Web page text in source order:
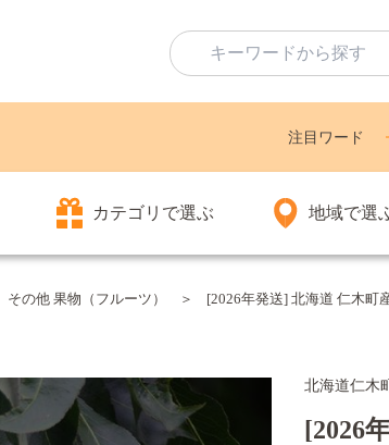
注目ワード
カテゴリで選ぶ 地域で選
その他 果物（フルーツ） [2026年発送] 北海道 仁木町
北海道仁木町
[2026